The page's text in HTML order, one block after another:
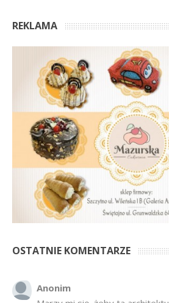
REKLAMA
OSTATNIE KOMENTARZE
Anonim